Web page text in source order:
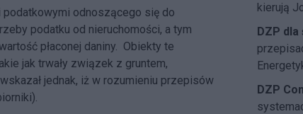
odnoszącego się do
podatku od nieruchomości, a tym
płaconej daniny. Obiekty te
jak trwały związek z gruntem,
jednak, iż w rozumieniu przepisów
kierują
DZP
DZP